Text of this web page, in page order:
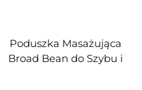
Poduszka Masażująca
Broad Bean do Szybu i